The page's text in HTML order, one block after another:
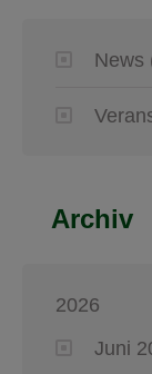
News
Archiv
2026
Juni